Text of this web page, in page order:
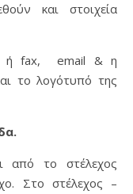
και στοιχεία
ή fax, email & η
το λογότυπό της
από το στέλεχος
Στο στέλεχος –